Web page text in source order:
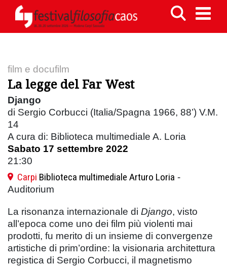
film e docufilm
La legge del Far West
Django
di Sergio Corbucci (Italia/Spagna 1966, 88’) V.M.
14
A cura di: Biblioteca multimediale A. Loria
Sabato 17 settembre 2022
21:30
Carpi Biblioteca multimediale Arturo Loria -
Auditorium
La risonanza internazionale di Django, visto
all’epoca come uno dei film più violenti mai
prodotti, fu merito di un insieme di convergenze
artistiche di prim’ordine: la visionaria architettura
registica di Sergio Corbucci, il magnetismo